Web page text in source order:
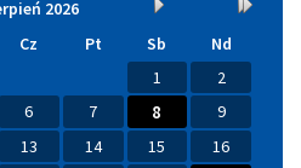
2026
Miesiąc
Rok
Cz Pt Sb
Nd
1
2
6 7 8
9
13 14 15
16